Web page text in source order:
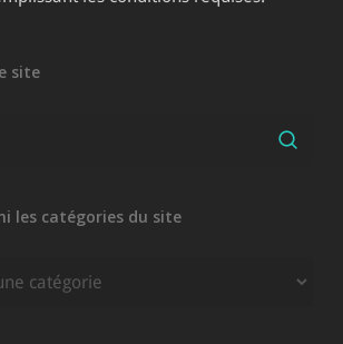
site
les catégories du site